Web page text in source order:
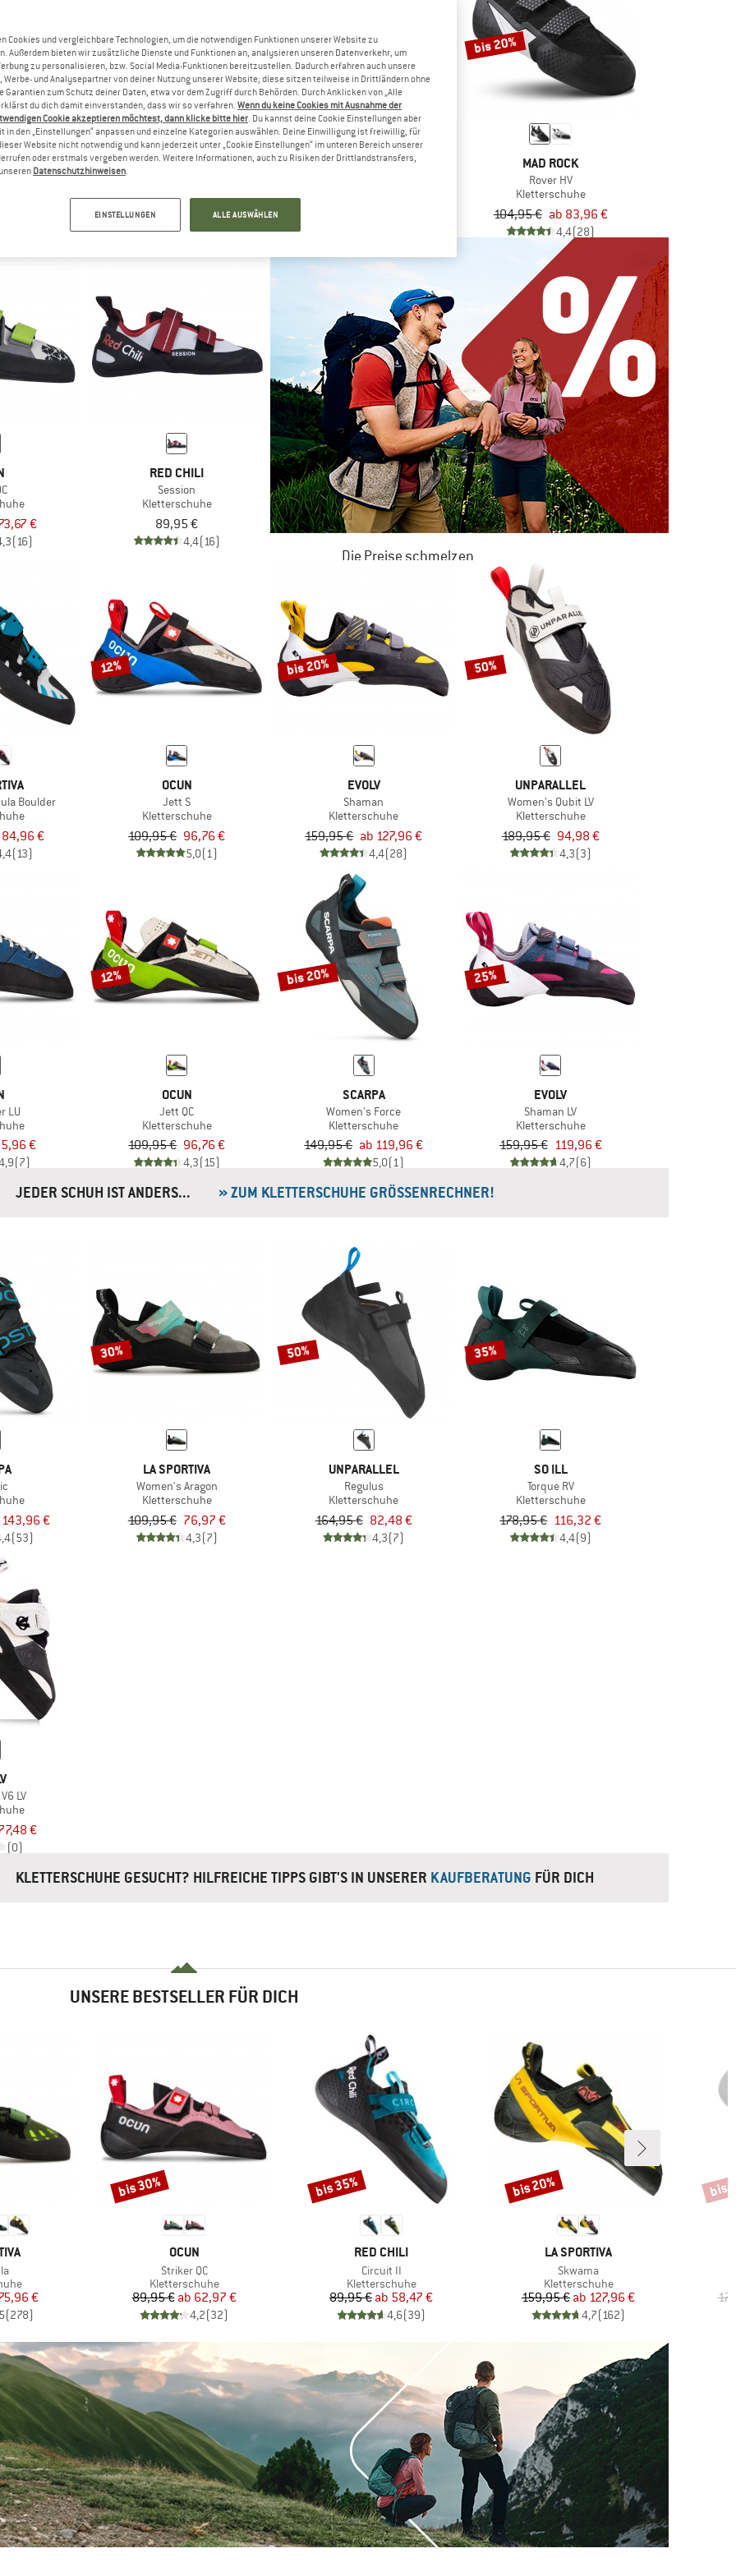
10%
OCUN
104,95 € 94,46 €
4,8(24)
bis 15%
LA SPORTIVA
bis 20%
MAD ROCK
Rover HV
Kletterschuhe
104,95 € ab 83,96 €
4,4(28)
€
(16)
RED CHILI
Session
Kletterschuhe
89,95 €
4,4(16)
Die Preise schmelzen
ZUM SOMMER SALE
Boulder
84,96 €
(13)
12%
OCUN
Jett S
Kletterschuhe
109,95 € 96,76 €
5,0(1)
bis 20%
EVOLV
Shaman
Kletterschuhe
159,95 € ab 127,96 €
4,4(28)
50%
UNPARALLEL
Women's Qubit LV
Kletterschuhe
189,95 € 94,98 €
4,3(3)
LU
€
(7)
12%
OCUN
Jett QC
Kletterschuhe
109,95 € 96,76 €
4,3(15)
bis 20%
SCARPA
Women's Force
Kletterschuhe
149,95 € ab 119,96 €
5,0(1)
25%
EVOLV
Shaman LV
Kletterschuhe
159,95 € 119,96 €
4,7(6)
JEDER SCHUH IST ANDERS... » ZUM KLETTERSCHUHE GRÖSSENRECHNER!
€
(53)
30%
LA SPORTIVA
Women's Aragon
Kletterschuhe
109,95 € 76,97 €
4,3(7)
50%
UNPARALLEL
Regulus
Kletterschuhe
164,95 € 82,48 €
4,3(7)
35%
SO ILL
Torque RV
Kletterschuhe
178,95 € 116,32 €
4,4(9)
LV
€
(0)
KLETTERSCHUHE GESUCHT? HILFREICHE TIPPS GIBT'S IN UNSERER KAUFBERATUNG FÜR DICH
UNSERE BESTSELLER FÜR DICH
Preis
€
(278)
MARKE
OCUN
Artikel
Striker QC
Produktgruppe
Kletterschuhe
Preis
89,95 € reduzierter Preis
ab 62,97 €
4,2(32)
Rabatt
bis 30%
MARKE
RED CHILI
Artikel
Circuit II
Produktgruppe
Kletterschuhe
Preis
89,95 € reduzierter Preis
ab 58,47 €
4,6(39)
Rabatt
bis 35%
MARKE
LA SPORTIVA
Artikel
Skwama
Produktgruppe
Kletterschuhe
Preis
159,95 € reduzierter Preis
ab 127,96 €
4,7(162)
Rabatt
bis 20% bis
Cookies und vergleichbare Technologien, um die notwendigen Funktionen unserer Website zu
Außerdem bieten wir zusätzliche Dienste und Funktionen an, analysieren unseren Datenverkehr, um
zu personalisieren, bzw. Social Media-Funktionen bereitzustellen. Dadurch erfahren auch unsere
Werbe- und Analysepartner von deiner Nutzung unserer Website; diese sitzen teilweise in Drittländern ohne
Garantien zum Schutz deiner Daten, etwa vor dem Zugriff durch Behörden. Durch Anklicken von „Alle
du dich damit einverstanden, dass wir so verfahren. Wenn du keine Cookies mit Ausnahme der
Cookie akzeptieren möchtest, dann klicke bitte hier. Du kannst deine Cookie Einstellungen aber
in den „Einstellungen“ anpassen und einzelne Kategorien auswählen. Deine Einwilligung ist freiwillig, für
Website nicht notwendig und kann jederzeit unter „Cookie Einstellungen“ im unteren Bereich unserer
oder erstmals vergeben werden. Weitere Informationen, auch zu Risiken der Drittlandstransfers,
Datenschutzhinweisen.
EINSTELLUNGEN ALLE AUSWÄHLEN